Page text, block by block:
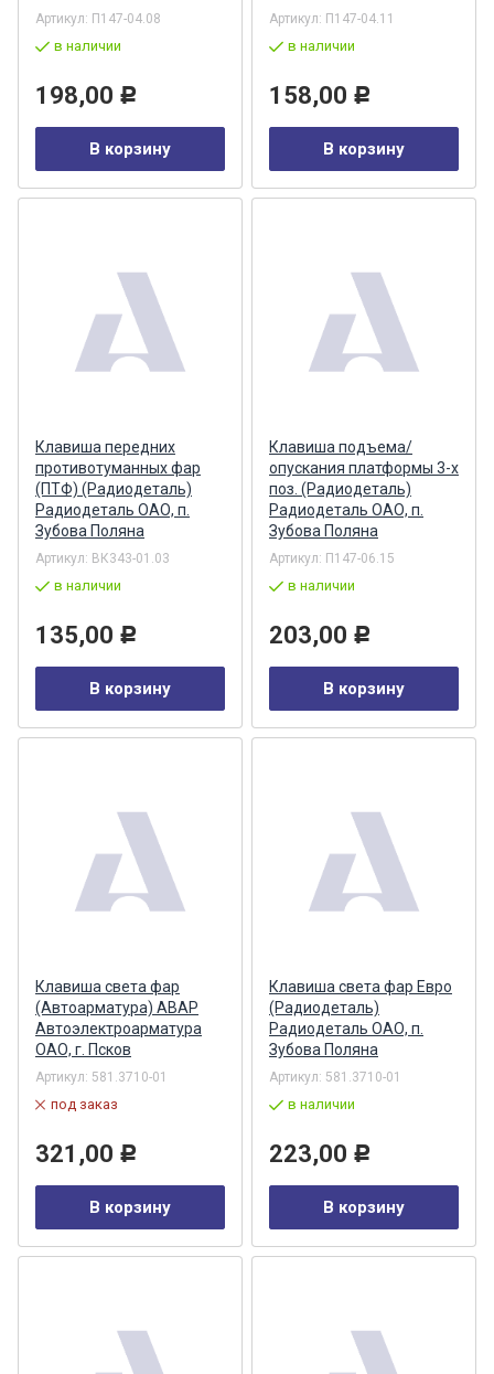
Артикул: П147-04.08
в наличии
198,00 Р
В корзину
Артикул: П147-04.11
в наличии
158,00 Р
В корзину
Клавиша передних
противотуманных фар
(ПТФ) (Радиодеталь)
Радиодеталь ОАО, п.
Зубова Поляна
Артикул: ВК343-01.03
в наличии
135,00 Р
В корзину
Клавиша подъема/
опускания платформы 3-х
поз. (Радиодеталь)
Радиодеталь ОАО, п.
Зубова Поляна
Артикул: П147-06.15
в наличии
203,00 Р
В корзину
Клавиша света фар
(Автоарматура) АВАР
Автоэлектроарматура
ОАО, г. Псков
Артикул: 581.3710-01
под заказ
321,00 Р
В корзину
Клавиша света фар Евро
(Радиодеталь)
Радиодеталь ОАО, п.
Зубова Поляна
Артикул: 581.3710-01
в наличии
223,00 Р
В корзину